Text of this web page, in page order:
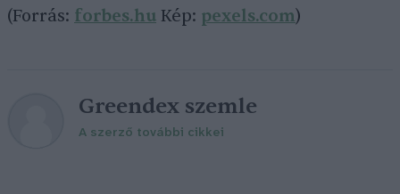
(Forrás: forbes.hu Kép: pexels.com)
Greendex szemle
A szerző további cikkei